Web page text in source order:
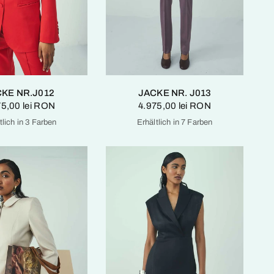
NR.J012
lei RON
Feuriges RotKristall RosaSmaragdgrün
in 3 Farben
JACKE NR. J013
4.975,00 lei RON
Feuriges RotKristall RosaSmaragdgrün
Maronen
Kaschmirblau
Ecru OlivZinfandel
Erhältlich in 7 Farben